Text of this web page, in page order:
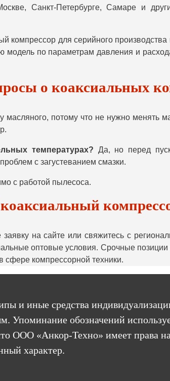
Санкт-Петербурге, Самаре и
для серийного
по параметрам давления и
о коаксиальных
масляного, потому что не нужно менять
температурах? Да, но перед
с загустеванием смазки.
с работой пылесоса.
на сайте или свяжитесь с
оптовые условия. Срочные
сфере компрессорной техники.
и иные средства
Упоминание обозначений
ООО «Анкор-Техно» имеет права
характер.